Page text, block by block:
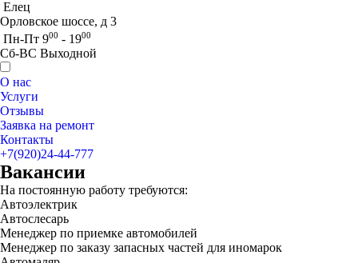
Елец
Орловское шоссе, д 3
Пн-Пт 900 - 1900
Сб-ВС Выходной
О нас
Услуги
Отзывы
Заявка на ремонт
Контакты
+7(920)24-44-777
Вакансии
На постоянную работу требуются:
Автоэлектрик
Автослесарь
Менеджер по приемке автомобилей
Менеджер по заказу запасных частей для иномарок